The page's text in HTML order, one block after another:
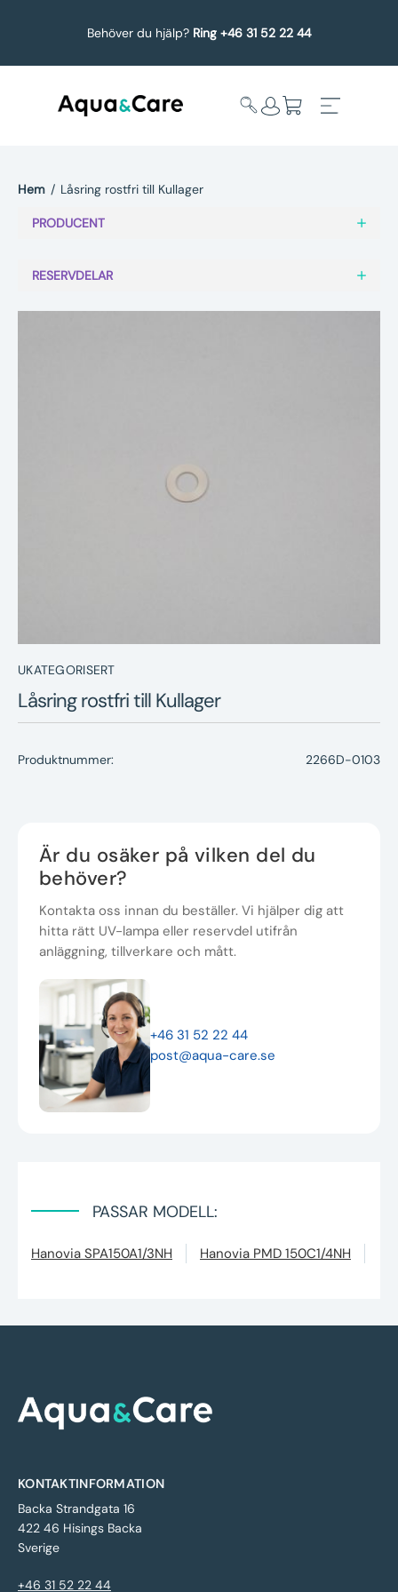
Behöver du hjälp? Ring +46 31 52 22 44
undermeny
Service
Kontakt
Hem / Låsring rostfri till Kullager
PRODUCENT
RESERVDELAR
UKATEGORISERT
Låsring rostfri till Kullager
Produktnummer: 2266D-0103
Är du osäker på vilken del du
behöver?
Kontakta oss innan du beställer. Vi hjälper dig att
hitta rätt UV-lampa eller reservdel utifrån
anläggning, tillverkare och mått.
+46 31 52 22 44
post@aqua-care.se
PASSAR MODELL:
Hanovia SPA150A1/3NH Hanovia PMD 150C1/4NH
KONTAKTINFORMATION
Backa Strandgata 16
422 46 Hisings Backa
Sverige
+46 31 52 22 44